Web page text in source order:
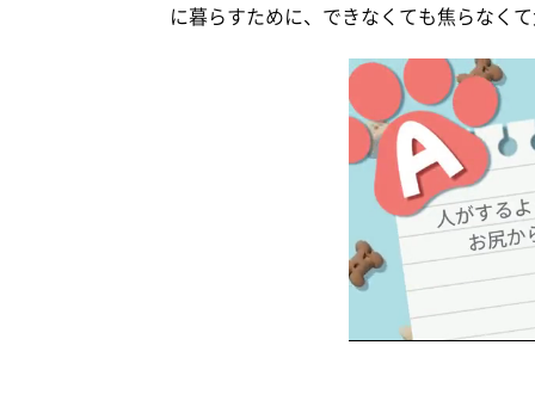
に暮らすために、できなくても焦らなく